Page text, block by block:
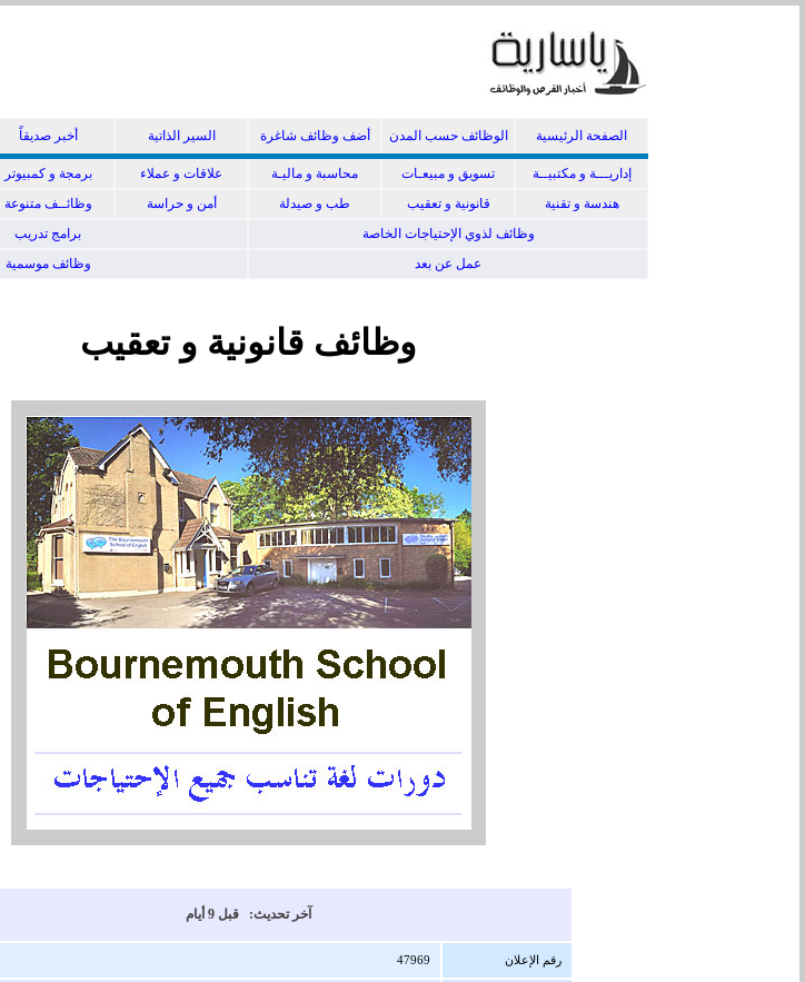
الصفحة الرئيسية الوظائف حسب المدن أضف وظائف شاغرة السير الذاتية أخبر صديقاً
إداريـــة و مكتبيــة تسويق و مبيعـات محاسبة و ماليـة علاقات و عملاء برمجة و كمبيوتر
هندسة و تقنية
قانونية و تعقيب طب و صيدلة أمن و حراسة وظائــف متنوعة
وظائف لذوي الإحتياجات الخاصة
برامج تدريب
عمل عن بعد
وظائف موسمية
وظائف قانونية و تعقيب
آخر تحديث: قبل 9 أيام
رقم الإعلان 47969